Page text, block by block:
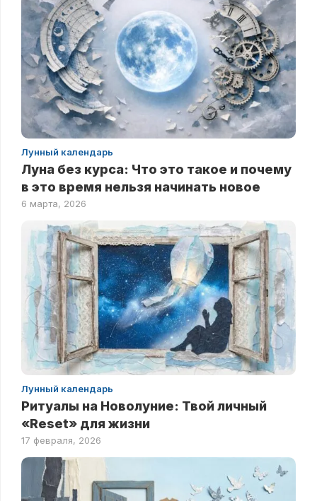
Лунный календарь
Луна без курса: Что это такое и почему
в это время нельзя начинать новое
6 марта, 2026
Лунный календарь
Ритуалы на Новолуние: Твой личный
«Reset» для жизни
17 февраля, 2026